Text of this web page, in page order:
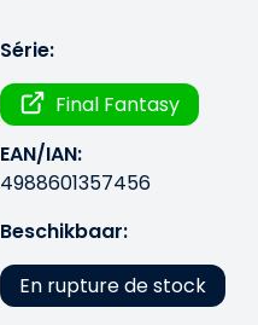
Série:
Final Fantasy
EAN/IAN:
4988601357456
Beschikbaar:
En rupture de stock